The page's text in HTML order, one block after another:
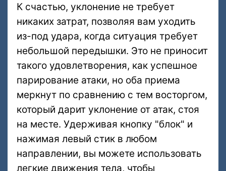
К счастью, уклонение не требует
никаких затрат, позволяя вам уходить
из-под удара, когда ситуация требует
небольшой передышки. Это не приносит
такого удовлетворения, как успешное
парирование атаки, но оба приема
меркнут по сравнению с тем восторгом,
который дарит уклонение от атак, стоя
на месте. Удерживая кнопку "блок" и
нажимая левый стик в любом
направлении, вы можете использовать
легкие движения тела, чтобы